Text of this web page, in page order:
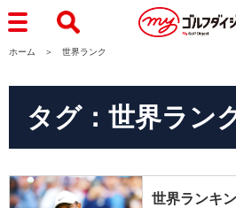
ホーム 世界ランク
タグ：世界ラン
世界ランキ